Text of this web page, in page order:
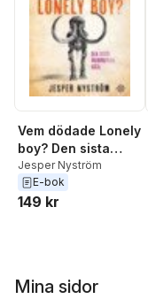
Vem dödade Lonely
boy? Den sista
mammutens gåta
Jesper Nyström
E-bok
149 kr
Mina sidor